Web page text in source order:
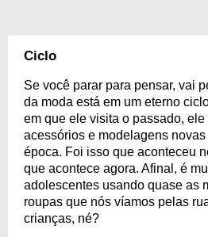
Ciclo
Se você parar para pensar, vai
da moda está em um eterno
em que ele visita o passado, ele
acessórios e modelagens
época. Foi isso que aconteceu
que acontece agora. Afinal, é
adolescentes usando quase as
roupas que nós víamos pelas
crianças, né?